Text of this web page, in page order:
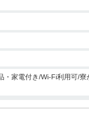
・家電付き/Wi-Fi利用可/寮